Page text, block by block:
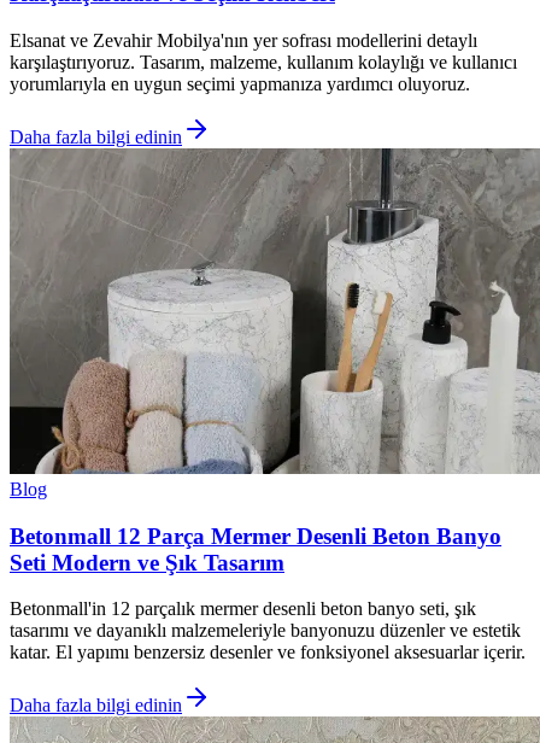
Elsanat ve Zevahir Mobilya'nın yer sofrası modellerini detaylı
karşılaştırıyoruz. Tasarım, malzeme, kullanım kolaylığı ve kullanıcı
yorumlarıyla en uygun seçimi yapmanıza yardımcı oluyoruz.
Daha fazla bilgi edinin
Blog
Betonmall 12 Parça Mermer Desenli Beton Banyo
Seti Modern ve Şık Tasarım
Betonmall'in 12 parçalık mermer desenli beton banyo seti, şık
tasarımı ve dayanıklı malzemeleriyle banyonuzu düzenler ve estetik
katar. El yapımı benzersiz desenler ve fonksiyonel aksesuarlar içerir.
Daha fazla bilgi edinin